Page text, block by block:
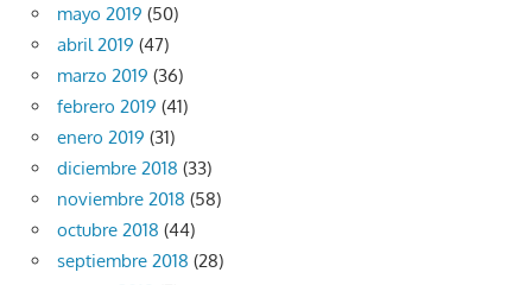
mayo 2019 (50)
abril 2019 (47)
marzo 2019 (36)
febrero 2019 (41)
enero 2019 (31)
diciembre 2018 (33)
noviembre 2018 (58)
octubre 2018 (44)
septiembre 2018 (28)